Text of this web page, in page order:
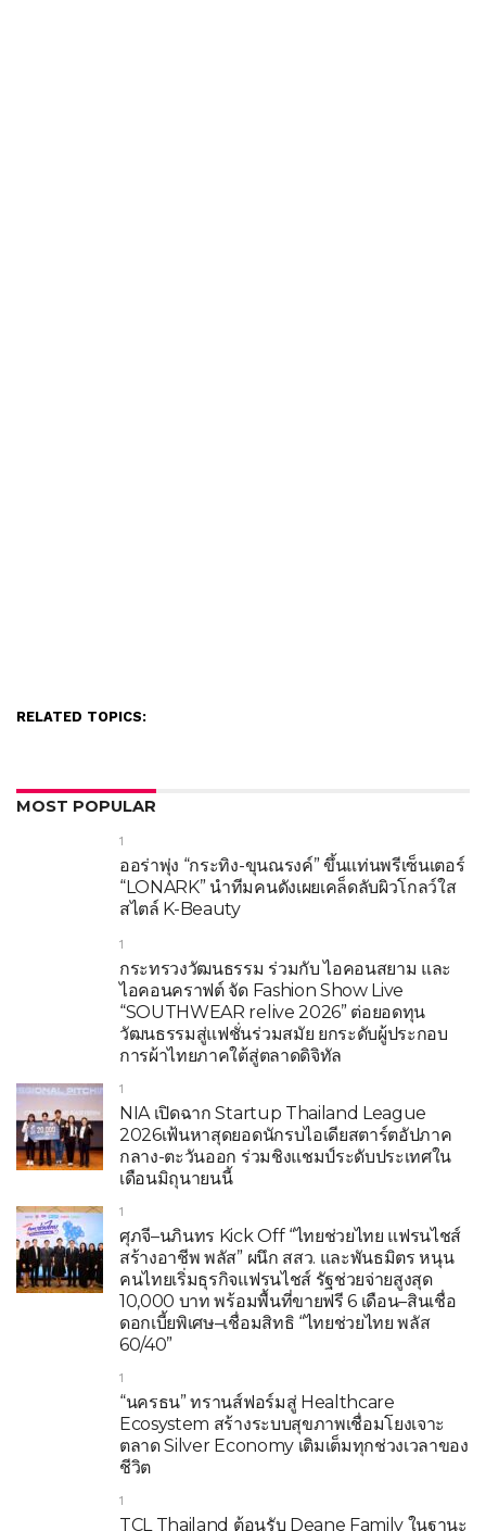
RELATED TOPICS:
MOST POPULAR
1
ออร่าพุ่ง “กระทิง-ขุนณรงค์” ขึ้นแท่นพรีเซ็นเตอร์
“LONARK” นำทีมคนดังเผยเคล็ดลับผิวโกลว์ใส
สไตล์ K-Beauty
1
กระทรวงวัฒนธรรม ร่วมกับ ไอคอนสยาม และ
ไอคอนคราฟต์ จัด Fashion Show Live
“SOUTHWEAR relive 2026” ต่อยอดทุน
วัฒนธรรมสู่แฟชั่นร่วมสมัย ยกระดับผู้ประกอบ
การผ้าไทยภาคใต้สู่ตลาดดิจิทัล
1
NIA เปิดฉาก Startup Thailand League
2026เฟ้นหาสุดยอดนักรบไอเดียสตาร์ตอัปภาค
กลาง-ตะวันออก ร่วมชิงแชมป์ระดับประเทศใน
เดือนมิถุนายนนี้
1
ศุภจี–นภินทร Kick Off “ไทยช่วยไทย แฟรนไชส์
สร้างอาชีพ พลัส” ผนึก สสว. และพันธมิตร หนุน
คนไทยเริ่มธุรกิจแฟรนไชส์ รัฐช่วยจ่ายสูงสุด
10,000 บาท พร้อมพื้นที่ขายฟรี 6 เดือน–สินเชื่อ
ดอกเบี้ยพิเศษ–เชื่อมสิทธิ “ไทยช่วยไทย พลัส
60/40”
1
“นครธน” ทรานส์ฟอร์มสู่ Healthcare
Ecosystem สร้างระบบสุขภาพเชื่อมโยงเจาะ
ตลาด Silver Economy เติมเต็มทุกช่วงเวลาของ
ชีวิต
1
TCL Thailand ต้อนรับ Deane Family ในฐานะ